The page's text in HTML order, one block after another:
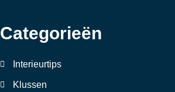
Categorieën
Interieurtips
Klussen